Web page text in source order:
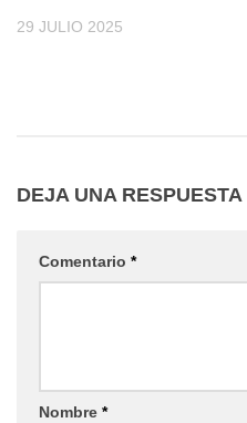
29 JULIO 2025
DEJA UNA RESPUESTA
Comentario *
Nombre *